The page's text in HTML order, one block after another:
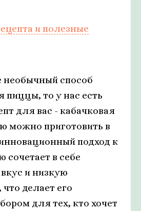
и полезные
необычный способ
пиццы, то у нас есть
для вас - кабачковая
можно приготовить в
подход к
сочетает в себе
и низкую
делает его
для тех, кто хочет